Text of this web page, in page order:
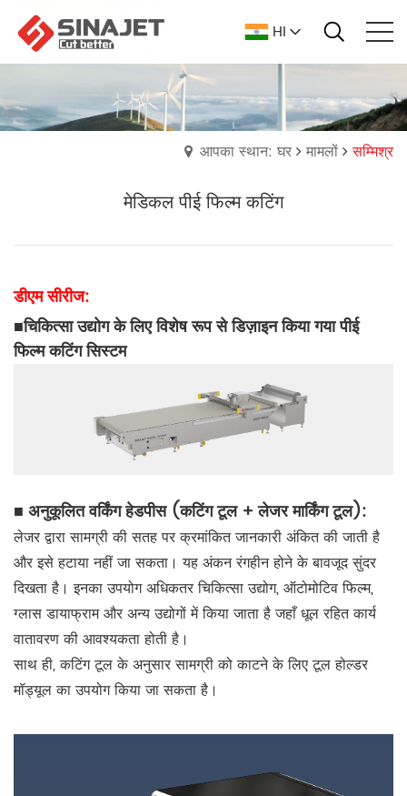
HI
आपका स्थान: घर मामलों सम्मिश्र
मेडिकल पीई फिल्म कटिंग
डीएम सीरीज:
■चिकित्सा उद्योग के लिए विशेष रूप से डिज़ाइन किया गया पीई
फिल्म कटिंग सिस्टम
■ अनुकूलित वर्किंग हेडपीस (कटिंग टूल + लेजर मार्किंग टूल):
लेजर द्वारा सामग्री की सतह पर क्रमांकित जानकारी अंकित की जाती है
और इसे हटाया नहीं जा सकता। यह अंकन रंगहीन होने के बावजूद सुंदर
दिखता है। इनका उपयोग अधिकतर चिकित्सा उद्योग, ऑटोमोटिव फिल्म,
ग्लास डायाफ्राम और अन्य उद्योगों में किया जाता है जहाँ धूल रहित कार्य
वातावरण की आवश्यकता होती है।
साथ ही, कटिंग टूल के अनुसार सामग्री को काटने के लिए टूल होल्डर
मॉड्यूल का उपयोग किया जा सकता है।